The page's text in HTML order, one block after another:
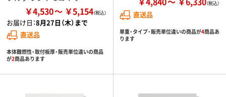
￥4,530 ￥5,154
お届け日：8月27日（木）まで
直送品
本体難燃性・取付板厚・販売単位違いの商品
が2商品あります
直送品
単重・タイプ・販売単位違いの商品が4商品あ
ります